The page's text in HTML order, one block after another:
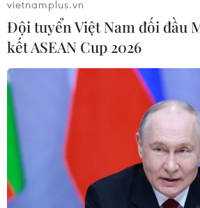
Công dân EU sẽ không
ngay sau Brexit
19/08/2019 14:22
Nữ phát ngôn viên Chính phủ Anh
vietnamplus.vn
Đội tuyển Việt Nam đối đầu
kết ASEAN Cup 2026